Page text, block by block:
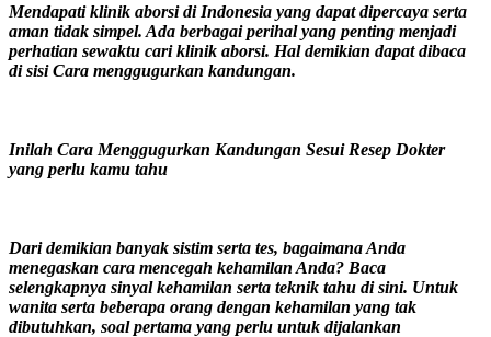
Mendapati klinik aborsi di Indonesia yang dapat dipercaya serta
aman tidak simpel. Ada berbagai perihal yang penting menjadi
perhatian sewaktu cari klinik aborsi. Hal demikian dapat dibaca
di sisi Cara menggugurkan kandungan.
Inilah Cara Menggugurkan Kandungan Sesui Resep Dokter
yang perlu kamu tahu
Dari demikian banyak sistim serta tes, bagaimana Anda
menegaskan cara mencegah kehamilan Anda? Baca
selengkapnya sinyal kehamilan serta teknik tahu di sini. Untuk
wanita serta beberapa orang dengan kehamilan yang tak
dibutuhkan, soal pertama yang perlu untuk dijalankan